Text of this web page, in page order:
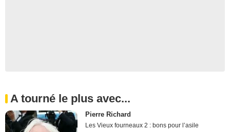
A tourné le plus avec...
Pierre Richard
Les Vieux fourneaux 2 : bons pour l’asile